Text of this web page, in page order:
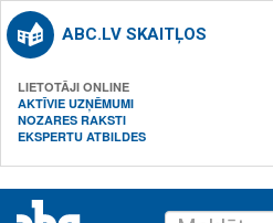
ABC.LV SKAITĻOS
LIETOTĀJI ONLINE
AKTĪVIE UZŅĒMUMI
NOZARES RAKSTI
EKSPERTU ATBILDES